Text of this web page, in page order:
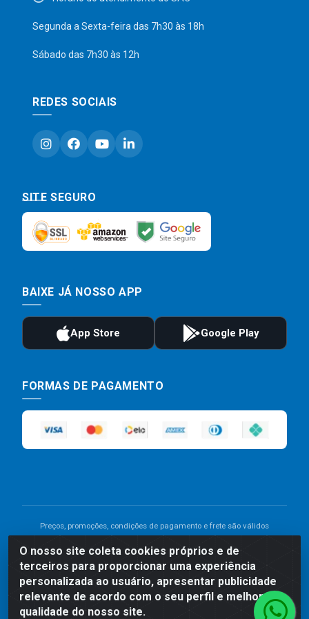
O nosso site coleta cookies próprios e de
terceiros para proporcionar uma experiência
personalizada ao usuário, apresentar publicidade
relevante de acordo com o seu perfil e melhorar a
qualidade do nosso site.
Segunda a Sexta-feira das 7h30 às 18h
Sábado das 7h30 às 12h
REDES SOCIAIS
SITE SEGURO
BAIXE JÁ NOSSO APP
FORMAS DE PAGAMENTO
Preços, promoções, condições de pagamento e frete são válidos
divergência de preço de um produto, será válido o preço que for
exibido no carrinho de compras do site no momento do pagamento.
As vendas estão sujeitas a análise e disponibilidade do estoque.
Imagens de produtos meramente ilustrativas.
Comercial de Construção 2001 LTDA - Av. Congresso